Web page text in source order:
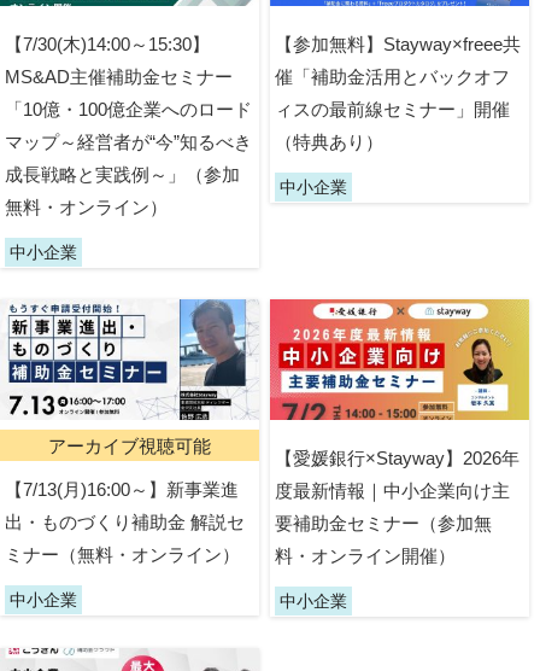
【7/30(木)14:00～15:30】
MS&AD主催補助金セミナー
「10億・100億企業へのロード
マップ～経営者が“今”知るべき
成長戦略と実践例～」（参加
無料・オンライン）
中小企業
【参加無料】Stayway×freee共
催「補助金活用とバックオフ
ィスの最前線セミナー」開催
（特典あり）
中小企業
アーカイブ視聴可能
【7/13(月)16:00～】新事業進
出・ものづくり補助金 解説セ
ミナー（無料・オンライン）
中小企業
【愛媛銀行×Stayway】2026年
度最新情報｜中小企業向け主
要補助金セミナー（参加無
料・オンライン開催）
中小企業